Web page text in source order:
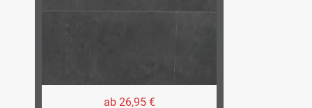
ab 26,95 €